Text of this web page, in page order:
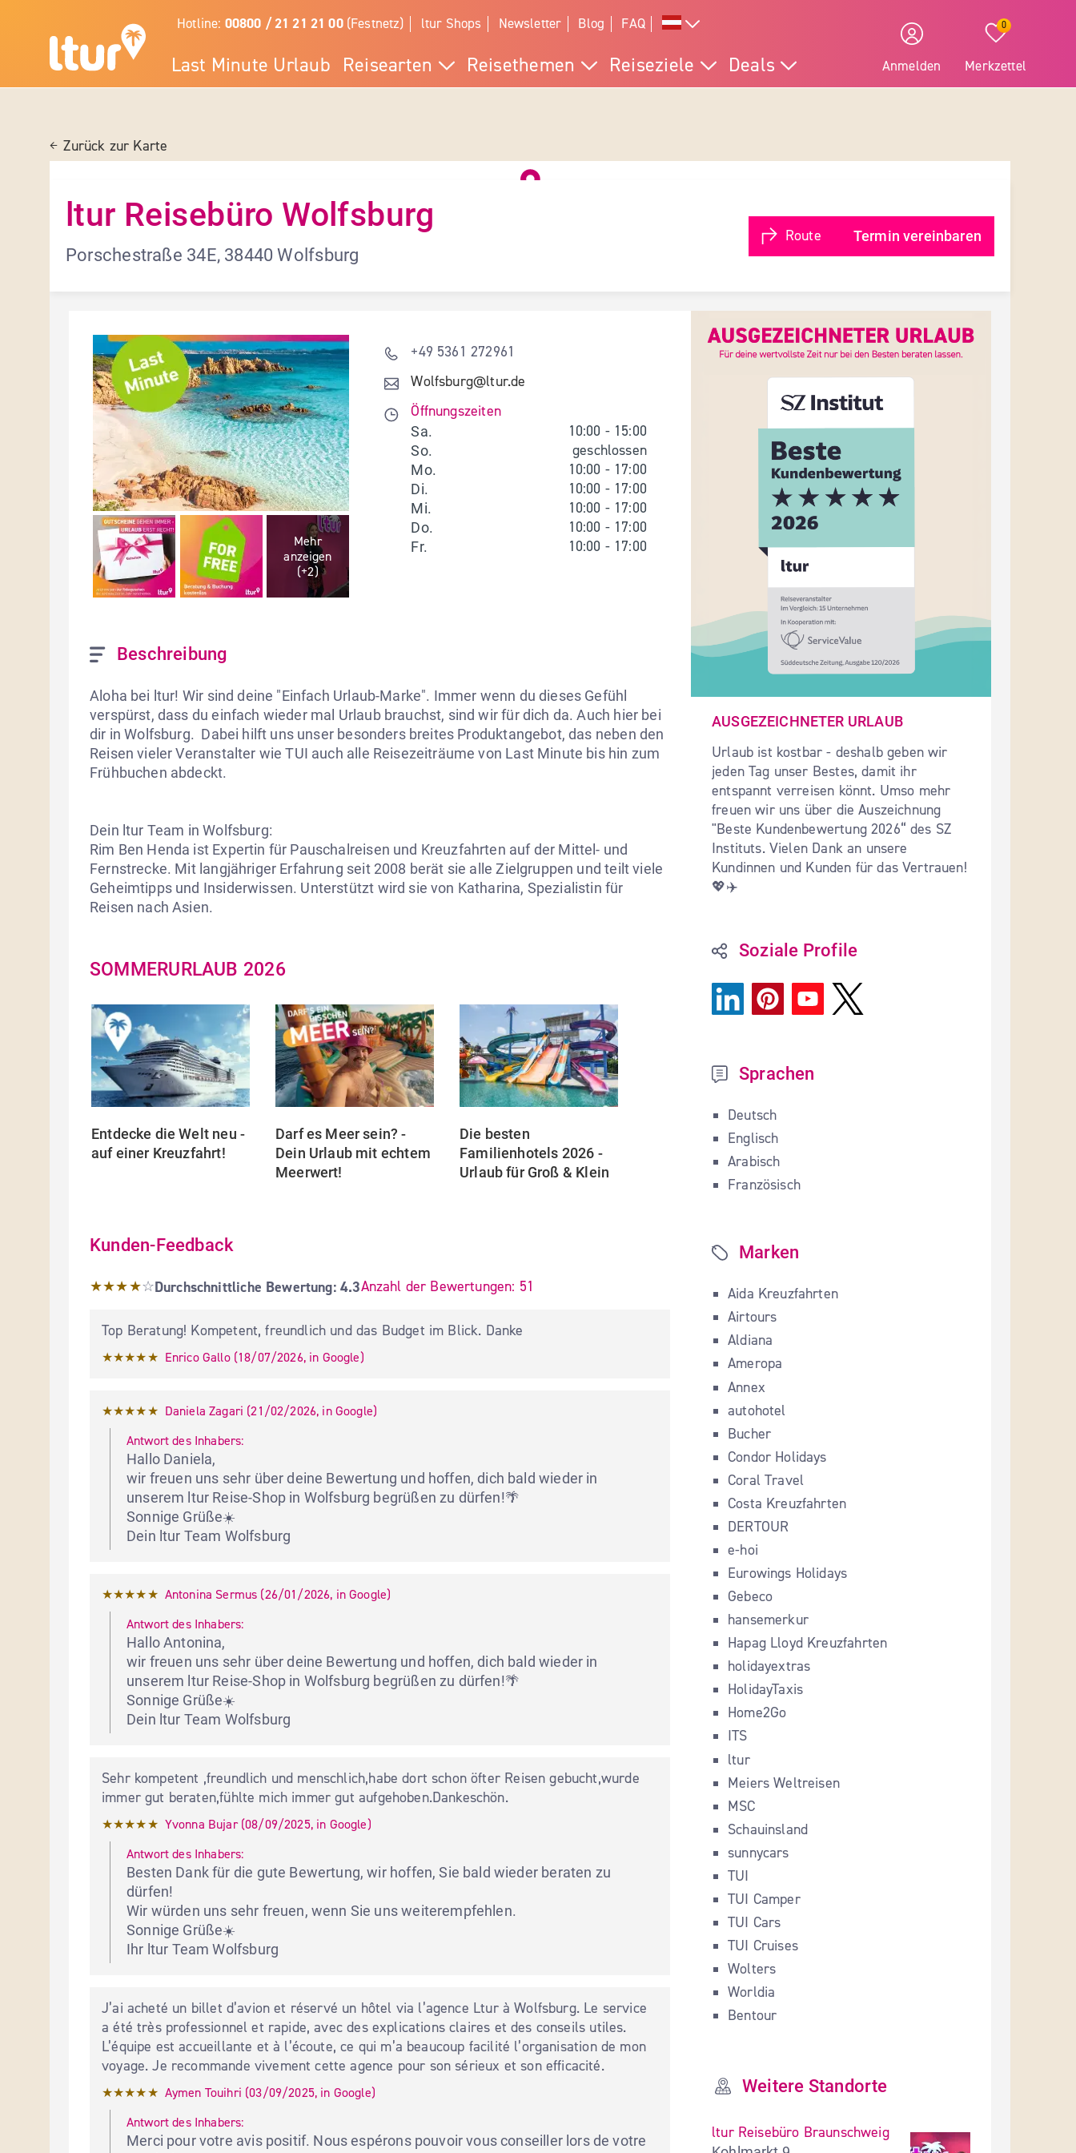
Hotline: 00800 / 21 21 21 00(Festnetz) ltur Shops Newsletter Blog FAQ
Last Minute Urlaub Reisearten Reisethemen Reiseziele Deals Anmelden
0
Merkzettel
Zurück zur Karte
ltur Reisebüro Wolfsburg
Porschestraße 34E, 38440 Wolfsburg
Route Termin vereinbaren
Details und Fotos
Mehr
anzeigen
(+2)
+49 5361 272961
Wolfsburg@ltur.de
Öffnungszeiten
Sa. 10:00 - 15:00
So. geschlossen
Mo. 10:00 - 17:00
Di. 10:00 - 17:00
Mi. 10:00 - 17:00
Do. 10:00 - 17:00
Fr. 10:00 - 17:00
Beschreibung
Aloha bei ltur! Wir sind deine "Einfach Urlaub-Marke". Immer wenn du dieses Gefühl
verspürst, dass du einfach wieder mal Urlaub brauchst, sind wir für dich da. Auch hier bei
dir in Wolfsburg.  Dabei hilft uns unser besonders breites Produktangebot, das neben den
Reisen vieler Veranstalter wie TUI auch alle Reisezeiträume von Last Minute bis hin zum
Frühbuchen abdeckt.
Dein ltur Team in Wolfsburg:
Rim Ben Henda ist Expertin für Pauschalreisen und Kreuzfahrten auf der Mittel- und
Fernstrecke. Mit langjähriger Erfahrung seit 2008 berät sie alle Zielgruppen und teilt viele
Geheimtipps und Insiderwissen. Unterstützt wird sie von Katharina, Spezialistin für
Reisen nach Asien.
SOMMERURLAUB 2026
Entdecke die Welt neu -
auf einer Kreuzfahrt!
...Mehr
Darf es Meer sein? -
Dein Urlaub mit echtem
Meerwert!
Die besten
Familienhotels 2026 -
Urlaub für Groß & Klein
...Mehr
Kunden-Feedback
★★★★☆Durchschnittliche Bewertung: 4.3 Sterne
Durchschnittliche Bewertung: 4.3Anzahl der Bewertungen: 51
Top Beratung! Kompetent, freundlich und das Budget im Blick. Danke
★★★★★ Enrico Gallo (18/07/2026, in Google)
★★★★★ Daniela Zagari (21/02/2026, in Google)
Antwort des Inhabers:
Hallo Daniela,
wir freuen uns sehr über deine Bewertung und hoffen, dich bald wieder in
unserem ltur Reise-Shop in Wolfsburg begrüßen zu dürfen!🌴
Sonnige Grüße☀️
Dein ltur Team Wolfsburg
★★★★★ Antonina Sermus (26/01/2026, inGoogle)
Antwort des Inhabers:
Hallo Antonina,
wir freuen uns sehr über deine Bewertung und hoffen, dich bald wieder in
unserem ltur Reise-Shop in Wolfsburg begrüßen zu dürfen!🌴
Sonnige Grüße☀️
Dein ltur Team Wolfsburg
Sehr kompetent ,freundlich und menschlich,habe dort schon öfter Reisen gebucht,wurde
immer gut beraten,fühlte mich immer gut aufgehoben.Dankeschön.
★★★★★ Yvonna Bujar (08/09/2025, in Google)
Antwort des Inhabers:
Besten Dank für die gute Bewertung, wir hoffen, Sie bald wieder beraten zu
dürfen!
Wir würden uns sehr freuen, wenn Sie uns weiterempfehlen.
Sonnige Grüße☀️
Ihr ltur Team Wolfsburg
J’ai acheté un billet d’avion et réservé un hôtel via l’agence Ltur à Wolfsburg. Le service
a été très professionnel et rapide, avec des explications claires et des conseils utiles.
L’équipe est accueillante et à l’écoute, ce qui m’a beaucoup facilité l’organisation de mon
voyage. Je recommande vivement cette agence pour son sérieux et son efficacité.
★★★★★ Aymen Touihri (03/09/2025, in Google)
Antwort des Inhabers:
Merci pour votre avis positif. Nous espérons pouvoir vous conseiller lors de votre
AUSGEZEICHNETER URLAUB
Urlaub ist kostbar - deshalb geben wir
jeden Tag unser Bestes, damit ihr
entspannt verreisen könnt. Umso mehr
freuen wir uns über die Auszeichnung
"Beste Kundenbewertung 2026“ des SZ
Instituts. Vielen Dank an unsere
Kundinnen und Kunden für das Vertrauen!
💖✈️
Soziale Profile
Sprachen
Deutsch
Englisch
Arabisch
Französisch
Marken
Aida Kreuzfahrten
Airtours
Aldiana
Ameropa
Annex
autohotel
Bucher
Condor Holidays
Coral Travel
Costa Kreuzfahrten
DERTOUR
e-hoi
Eurowings Holidays
Gebeco
hansemerkur
Hapag Lloyd Kreuzfahrten
holidayextras
HolidayTaxis
Home2Go
ITS
ltur
Meiers Weltreisen
MSC
Schauinsland
sunnycars
TUI
TUI Camper
TUI Cars
TUI Cruises
Wolters
Worldia
Bentour
Weitere Standorte
ltur Reisebüro Braunschweig